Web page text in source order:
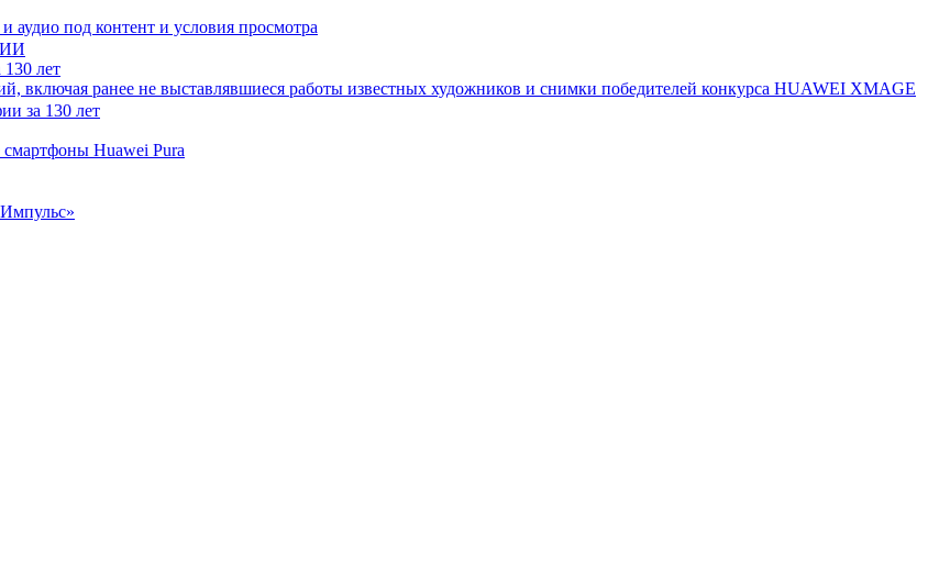
аудио под контент и условия просмотра
лет
включая ранее не выставлявшиеся работы известных художников и снимки победителей конкурса HUAWEI XMAGE
смартфоны Huawei Pura